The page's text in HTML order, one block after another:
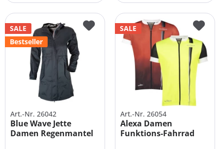
SALE
Bestseller
Art.-Nr. 26042
Blue Wave Jette
Damen Regenmantel
SALE
Art.-Nr. 26054
Alexa Damen
Funktions-Fahrrad